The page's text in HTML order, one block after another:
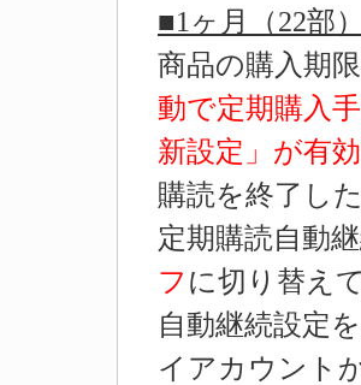
■1ヶ月（22部
商品の購入期
動で定期購入
新設定」が有効
購読を終了し
定期購読自動
フ に切り替え
自動継続設定
イアカウント